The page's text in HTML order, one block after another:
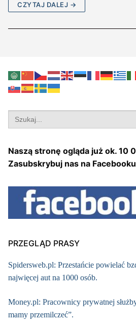
CZYTAJ DALEJ →
Search
for:
Naszą stronę ogląda już ok. 10
Zasubskrybuj nas na
PRZEGLĄD PRASY
Spidersweb.pl: Przestańcie powielać
najwięcej aut na 1000 osób.
Money.pl: Pracownicy prywatnej
mamy przemilczeć”.